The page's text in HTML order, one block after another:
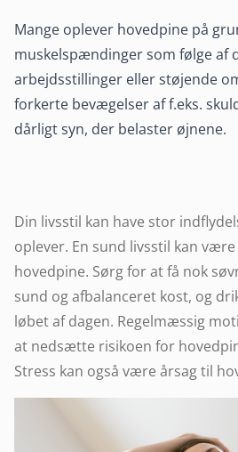
Mange oplever hovedpine på
muskelspændinger som følge af
arbejdsstillinger eller støjende
forkerte bevægelser af f.eks.
dårligt syn, der belaster øjnene.
Din livsstil kan have stor
oplever. En sund livsstil kan
hovedpine. Sørg for at få nok
sund og afbalanceret kost, og
løbet af dagen. Regelmæssig
at nedsætte risikoen for
Stress kan også være årsag til